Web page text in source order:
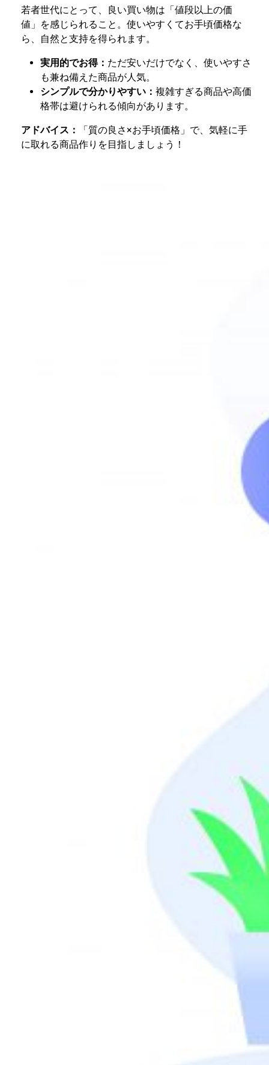
若者世代にとって、良い買い物は「値段以上の価
値」を感じられること。使いやすくてお手頃価格な
ら、自然と支持を得られます。
実用的でお得： ただ安いだけでなく、使いやすさ
も兼ね備えた商品が人気。
シンプルで分かりやすい：複雑すぎる商品や高価
格帯は避けられる傾向があります。
アドバイス：
「質の良さ×お手頃価格」で、気軽に手
に取れる商品作りを目指しましょう！